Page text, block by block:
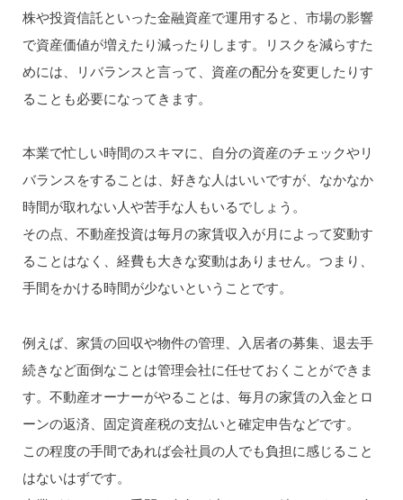
株や投資信託といった金融資産で運用すると、市場の影響
で資産価値が増えたり減ったりします。リスクを減らすた
めには、リバランスと言って、資産の配分を変更したりす
ることも必要になってきます。
本業で忙しい時間のスキマに、自分の資産のチェックやリ
バランスをすることは、好きな人はいいですが、なかなか
時間が取れない人や苦手な人もいるでしょう。
その点、不動産投資は毎月の家賃収入が月によって変動す
ることはなく、経費も大きな変動はありません。つまり、
手間をかける時間が少ないということです。
例えば、家賃の回収や物件の管理、入居者の募集、退去手
続きなど面倒なことは管理会社に任せておくことができま
す。不動産オーナーがやることは、毎月の家賃の入金とロ
ーンの返済、固定資産税の支払いと確定申告などです。
この程度の手間であれば会社員の人でも負担に感じること
はないはずです。